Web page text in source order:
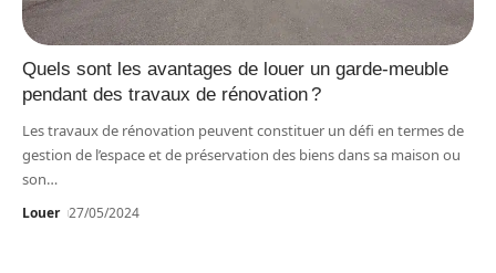
Quels sont les avantages de louer un garde-meuble
pendant des travaux de rénovation ?
Les travaux de rénovation peuvent constituer un défi en termes de
gestion de l’espace et de préservation des biens dans sa maison ou
son…
Louer 27/05/2024